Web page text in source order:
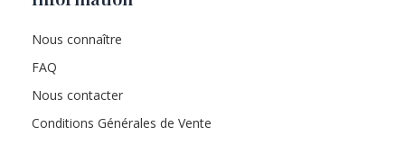
Nous connaître
FAQ
Nous contacter
Conditions Générales de Vente